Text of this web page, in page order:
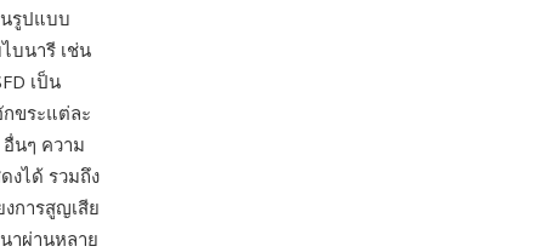
นรูปแบบ
บนารี เช่น
เป็น
ขระแต่ละ
นๆ ความ
งได้ รวมถึง
การสูญเสีย
าผ่านหลาย